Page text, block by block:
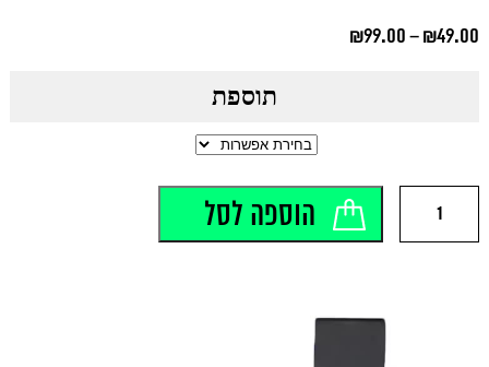
₪49.00
–
₪99.00 טווח
תוספת
מחזיק
הוספה לסל